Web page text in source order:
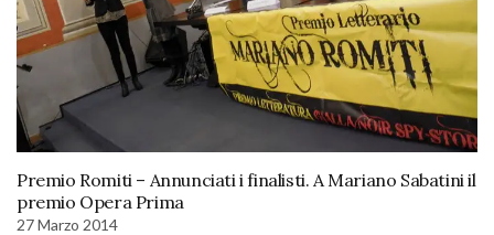
Premio Romiti – Annunciati i finalisti. A Mariano Sabatini il
premio Opera Prima
27 Marzo 2014